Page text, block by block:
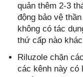
quản thêm 2-3
động bảo vệ
không có tác
thứ cấp nào
Riluzole chặn
các kênh này có